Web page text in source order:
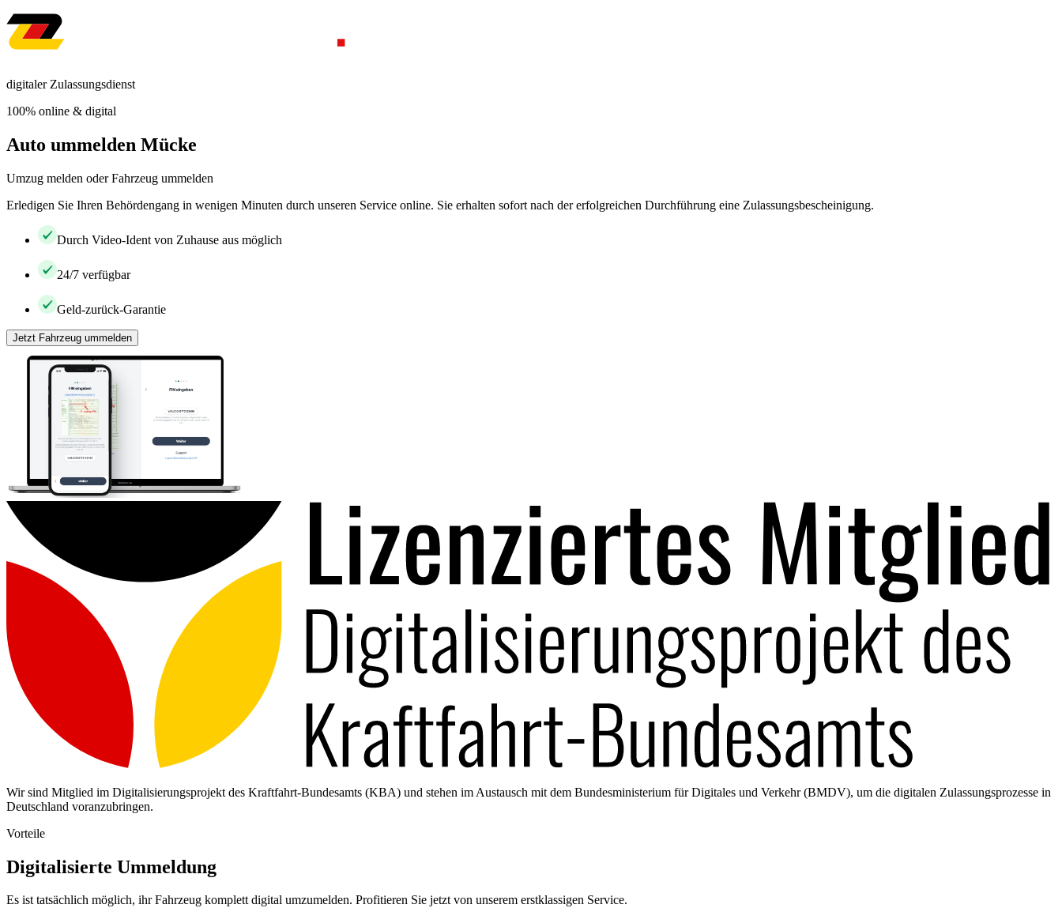
digitaler Zulassungsdienst
100% online & digital
Auto ummelden Mücke
Umzug melden oder Fahrzeug ummelden
Erledigen Sie Ihren Behördengang in wenigen Minuten durch unseren Service online. Sie erhalten sofort nach der erfolgreichen Durchführung eine Zulassungsbescheinigung.
Durch Video-Ident von Zuhause aus möglich
24/7 verfügbar
Geld-zurück-Garantie
Jetzt Fahrzeug ummelden
Wir sind Mitglied im Digitalisierungsprojekt des Kraftfahrt-Bundesamts (KBA) und stehen im Austausch mit dem Bundesministerium für Digitales und Verkehr (BMDV), um die digitalen Zulassungsprozesse in
Deutschland voranzubringen.
Vorteile
Digitalisierte Ummeldung
Es ist tatsächlich möglich, ihr Fahrzeug komplett digital umzumelden. Profitieren Sie jetzt von unserem erstklassigen Service.